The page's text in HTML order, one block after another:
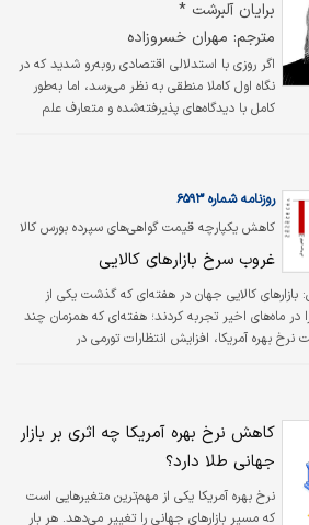
برایان آلبرشت *
مترجم: مهران خسروزاده
اگر روزی با استدلالی اقتصادی روبه‌رو شدید که در
نگاه اول کاملا منطقی به نظر می‌رسد، اما به‌طور
کامل با دیدگاه‌های پذیرفته‌شده و متعارف علم
است هرچه سریع‌تر از آن فاصله بگیرید.
کاهش یکپارچه قیمت گواهی‌های سپرده بورس کالا
طی هفته گذشته
روزنامه شماره ۶۵۹۳
غروب سرخ بازارهای کالایی
بازارهای کالایی جهان در هفته‌ای که گذشت یکی از
در ماه‌های اخیر تجربه کردند؛ هفته‌ای که همزمان چند
نرخ بهره آمریکا، افزایش انتظارات تورمی در
کامودیتی‌ها وارد کرد. درحالی‌که بسیاری از
چرخه کاهش نرخ بهره از سوی بانک‌های مرکزی بودند،
پولی موجب شد بخش عمده‌ای از بازارهای جهانی وارد
کاهش نرخ بهره آمریکا چه اثری بر بازار
جهانی طلا دارد؟
نرخ بهره آمریکا یکی از مهم‌ترین متغیرهایی است
که مسیر بازارهای جهانی را تغییر می‌دهد. هر بار